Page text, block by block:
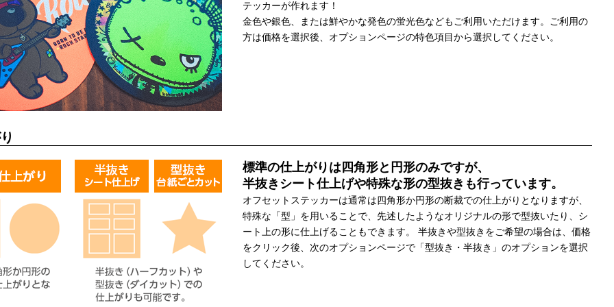
テッカーが作れます！
金色や銀色、または鮮やかな発色の蛍光色などもご利用いただけます。ご利用の
方は価格を選択後、オプションページの特色項目から選択してください。
標準の仕上がりは四角形と円形のみですが、
半抜きシート仕上げや特殊な形の型抜きも行っています。
オフセットステッカーは通常は四角形か円形の断裁での仕上がりとなりますが、
特殊な「型」を用いることで、先述したようなオリジナルの形で型抜いたり、シ
ート上の形に仕上げることもできます。 半抜きや型抜きをご希望の場合は、価格
をクリック後、次のオプションページで「型抜き・半抜き」のオプションを選択
してください。